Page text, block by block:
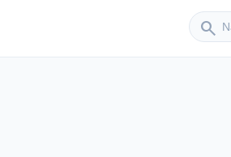
search
Sender